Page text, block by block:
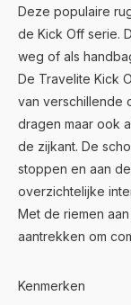
Deze populaire
de Kick Off serie.
weg of als
De Travelite Kick
van verschillende
dragen maar ook
de zijkant. De
stoppen en aan
overzichtelijke
Met de riemen
aantrekken om
Kenmerken